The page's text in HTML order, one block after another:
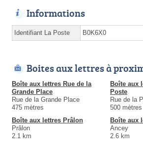
Informations
Identifiant La Poste B0K6X0
Boites aux lettres à
Boîte aux lettres Rue de la
Grande Place
Rue de la Grande Place
475 mètres
Boîte aux
Poste
Rue de la
500 mètres
Boîte aux lettres Prâlon
Prâlon
2.1 km
Boîte aux
Ancey
2.6 km